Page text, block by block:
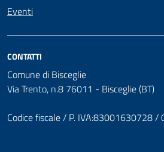
Eventi
CONTATTI
Comune di Bisceglie
Via Trento, n.8 76011 - Bisceglie (BT)
Codice fiscale / P. IVA:83001630728